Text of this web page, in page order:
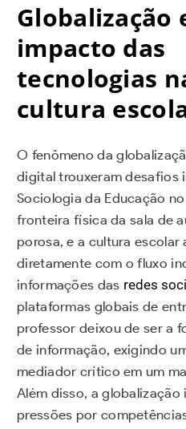
Globalização
impacto das
tecnologias
cultura
O fenômeno da
digital trouxeram desafios
Sociologia da Educação
fronteira física da sala de
porosa, e a cultura
diretamente com o fluxo
informações das redes
plataformas globais de
professor deixou de ser a
de informação, exigindo
mediador crítico em um
Além disso, a globalização
pressões por